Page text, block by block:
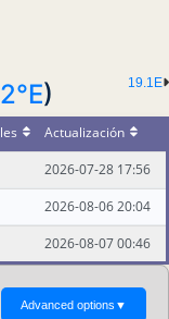
19.1E
)
Actualización
2026-07-28 17:56
2026-08-06 20:04
2026-08-07 00:46
Advanced options ▼